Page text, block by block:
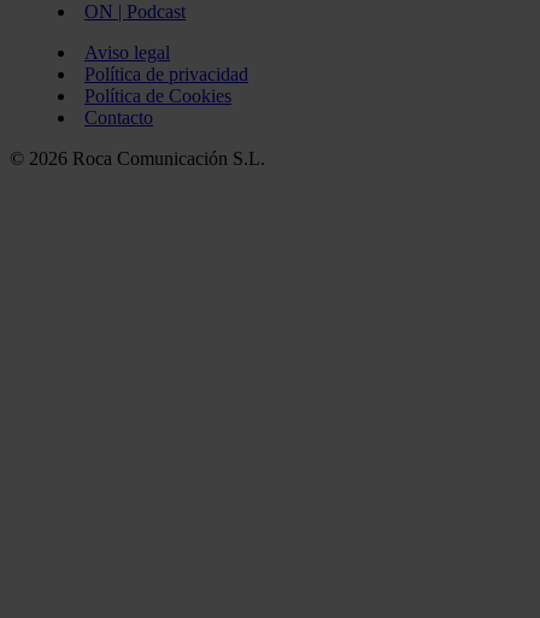
ON | Podcast
Aviso legal
Política de privacidad
Política de Cookies
Contacto
© 2026 Roca Comunicación S.L.